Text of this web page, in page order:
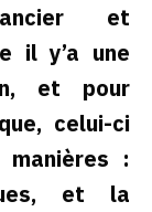
et
il y’a une
et pour
celui-ci
:
et la